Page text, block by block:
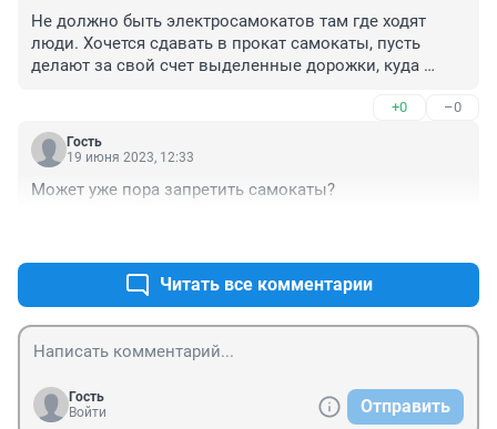
каршеринковый электросамокат опасен для жизни?
Не должно быть электросамокатов там где ходят
люди. Хочется сдавать в прокат самокаты, пусть
делают за свой счет выделенные дорожки, куда
+0 –0
Гость
19 июня 2023, 12:33
Может уже пора запретить самокаты?
Читать все комментарии
Гость
Войти
Отправить